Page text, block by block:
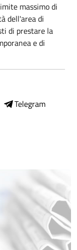
massimo di
dell'area di
di prestare la
e di
Telegram